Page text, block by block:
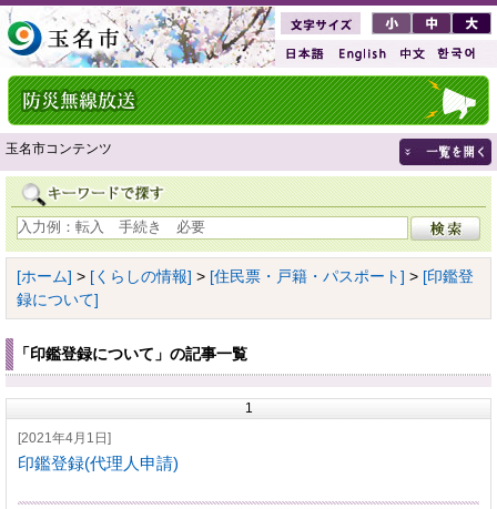
玉名市コンテンツ
[ホーム] > [くらしの情報] > [住民票・戸籍・パスポート] > [印鑑登
録について]
「印鑑登録について」の記事一覧
1
[2021年4月1日]
印鑑登録(代理人申請)